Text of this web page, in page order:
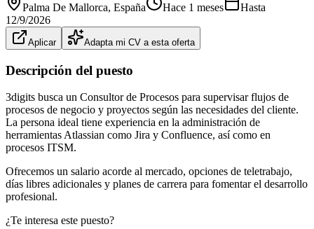
Palma De Mallorca, España Hace 1 meses
Hasta
12/9/2026
Aplicar Adapta mi CV a esta oferta
Descripción del puesto
3digits busca un Consultor de Procesos para supervisar flujos de
procesos de negocio y proyectos según las necesidades del cliente.
La persona ideal tiene experiencia en la administración de
herramientas Atlassian como Jira y Confluence, así como en
procesos ITSM.
Ofrecemos un salario acorde al mercado, opciones de teletrabajo,
días libres adicionales y planes de carrera para fomentar el desarrollo
profesional.
¿Te interesa este puesto?